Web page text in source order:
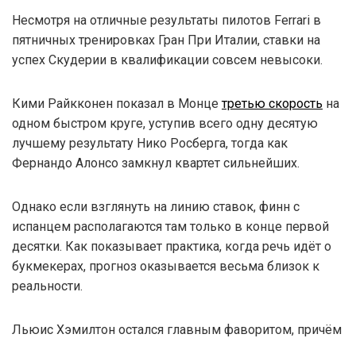
Несмотря на отличные результаты пилотов Ferrari в
пятничных тренировках Гран При Италии, ставки на
успех Скудерии в квалификации совсем невысоки.
Кими Райкконен показал в Монцетретью скорость на
одном быстром круге, уступив всего одну десятую
лучшему результату Нико Росберга, тогда как
Фернандо Алонсо замкнул квартет сильнейших.
Однако если взглянуть на линию ставок, финн с
испанцем располагаются там только в конце первой
десятки. Как показывает практика, когда речь идёт о
букмекерах, прогноз оказывается весьма близок к
реальности.
Льюис Хэмилтон остался главным фаворитом, причём